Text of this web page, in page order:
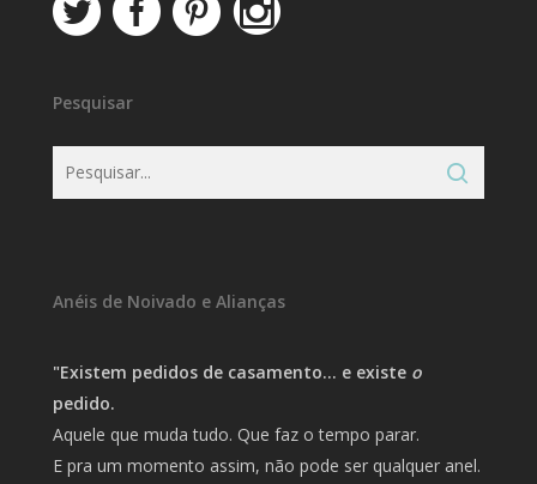
Pesquisar
Anéis de Noivado e Alianças
"Existem pedidos de casamento… e existe o
pedido.
Aquele que muda tudo. Que faz o tempo parar.
E pra um momento assim, não pode ser qualquer anel.